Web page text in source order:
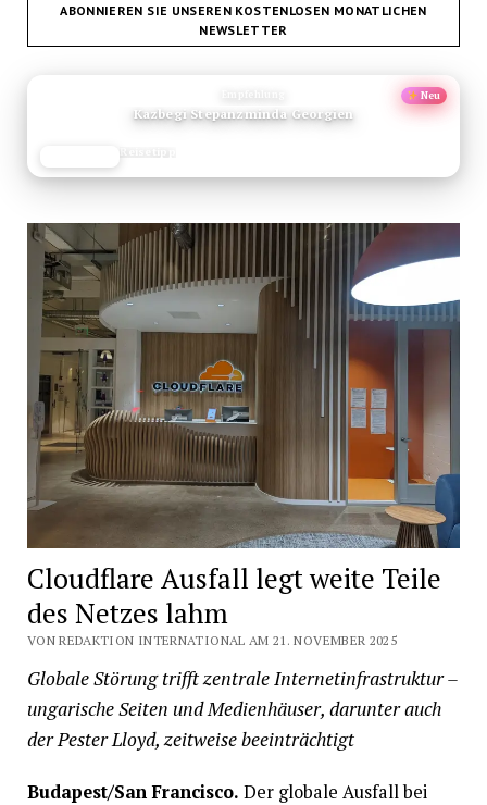
ABONNIEREN SIE UNSEREN KOSTENLOSEN MONATLICHEN
NEWSLETTER
Neu
Kazbegi Stepanzminda Georgien
Reisetipp
Cloudflare Ausfall legt weite Teile
des Netzes lahm
VON REDAKTION INTERNATIONAL AM 21. NOVEMBER 2025
Globale Störung trifft zentrale Internetinfrastruktur –
ungarische Seiten und Medienhäuser, darunter auch
der Pester Lloyd, zeitweise beeinträchtigt
Budapest/San Francisco. Der globale Ausfall bei